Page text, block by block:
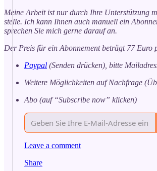
Meine Arbeit ist nur durch Ihre Unterstützung
stelle. Ich kann Ihnen auch manuell ein
sprechen Sie mich gerne darauf an.
Der Preis für ein Abonnement beträgt 77
Paypal (Senden drücken), bitte
Weitere Möglichkeiten auf Nachfrage
Abo (auf “Subscribe now” klicken)
Leave a comment
Share